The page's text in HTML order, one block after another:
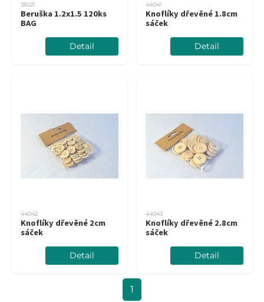
38221
Beruška 1.2x1.5 120ks
BAG
Detail
44041
Knoflíky dřevěné 1.8cm
sáček
Detail
44042
Knoflíky dřevěné 2cm
sáček
Detail
44043
Knoflíky dřevěné 2.8cm
sáček
Detail
1